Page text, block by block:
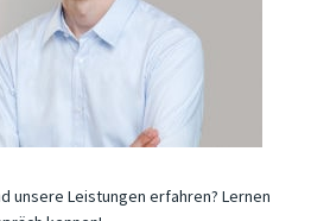
unsere Leistungen erfahren? Lernen